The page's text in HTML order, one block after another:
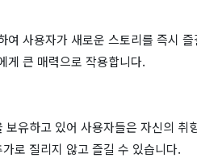
사용자가 새로운 스토리를 즉시 즐
게 큰 매력으로 작용합니다.
유하고 있어 사용자들은 자신의 취
로 질리지 않고 즐길 수 있습니다.